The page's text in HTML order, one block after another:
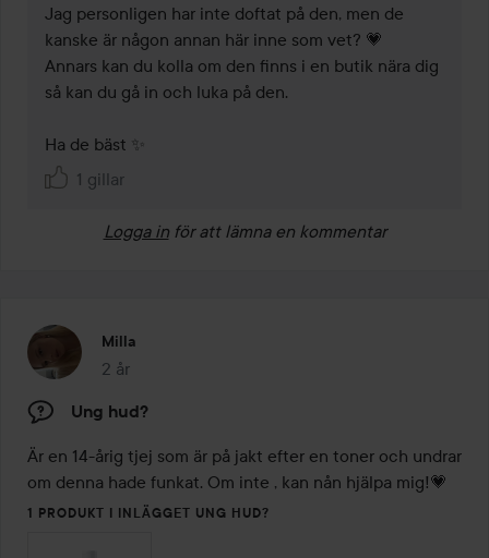
Jag personligen har inte doftat på den, men de
kanske är någon annan här inne som vet? 💗
Annars kan du kolla om den finns i en butik nära dig
så kan du gå in och luka på den.
Ha de bäst ✨
1 gillar
Logga in för att lämna en kommentar
Milla
2 år
Inlägget skapades 2 år
Ung hud?
Är en 14-årig tjej som är på jakt efter en toner och undrar
om denna hade funkat. Om inte , kan nån hjälpa mig!💗
1 PRODUKT I INLÄGGET UNG HUD?